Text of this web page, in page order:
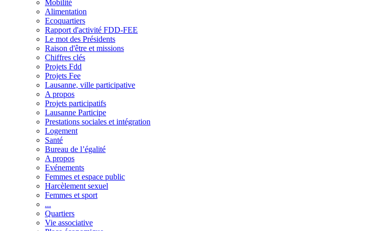
Mobilité
Alimentation
Ecoquartiers
Rapport d'activité FDD-FEE
Le mot des Présidents
Raison d'être et missions
Chiffres clés
Projets Fdd
Projets Fee
Lausanne, ville participative
A propos
Projets participatifs
Lausanne Participe
Prestations sociales et intégration
Logement
Santé
Bureau de l’égalité
A propos
Evénements
Femmes et espace public
Harcèlement sexuel
Femmes et sport
...
Quartiers
Vie associative